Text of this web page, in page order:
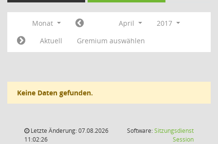
Monat April
2017
Aktuell
Gremium auswählen
Keine Daten gefunden.
Letzte Änderung: 07.08.2026
11:02:26
Software:Sitzungsdienst
Session(Wird in